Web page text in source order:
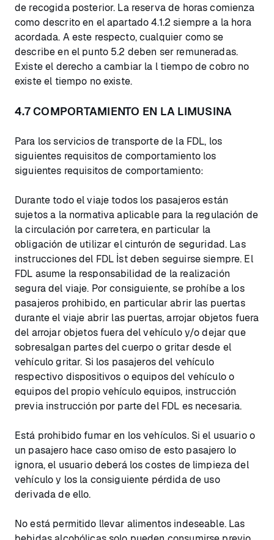
de recogida posterior. La reserva de horas comienza
como descrito en el apartado 4.1.2 siempre a la hora
acordada. A este respecto, cualquier como se
describe en el punto 5.2 deben ser remuneradas.
Existe el derecho a cambiar la l tiempo de cobro no
existe el tiempo no existe.
4.7 COMPORTAMIENTO EN LA LIMUSINA
Para los servicios de transporte de la FDL, los
siguientes requisitos de comportamiento los
siguientes requisitos de comportamiento:
Durante todo el viaje todos los pasajeros están
sujetos a la normativa aplicable para la regulación de
la circulación por carretera, en particular la
obligación de utilizar el cinturón de seguridad. Las
instrucciones del FDL İst deben seguirse siempre. El
FDL asume la responsabilidad de la realización
segura del viaje. Por consiguiente, se prohíbe a los
pasajeros prohibido, en particular abrir las puertas
durante el viaje abrir las puertas, arrojar objetos fuera
del arrojar objetos fuera del vehículo y/o dejar que
sobresalgan partes del cuerpo o gritar desde el
vehículo gritar. Si los pasajeros del vehículo
respectivo dispositivos o equipos del vehículo o
equipos del propio vehículo equipos, instrucción
previa instrucción por parte del FDL es necesaria.
Está prohibido fumar en los vehículos. Si el usuario o
un pasajero hace caso omiso de esto pasajero lo
ignora, el usuario deberá los costes de limpieza del
vehículo y los la consiguiente pérdida de uso
derivada de ello.
No está permitido llevar alimentos indeseable. Las